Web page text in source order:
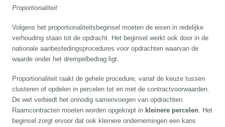
Proportionaliteit
Volgens het proportionaliteitsbeginsel moeten de eisen in redelijke
verhouding staan tot de opdracht. Het beginsel werkt ook door in de
nationale aanbestedingsprocedures voor opdrachten waarvan de
waarde onder het drempelbedrag ligt.
Proportionaliteit raakt de gehele procedure, vanaf de keuze tussen
clusteren of opdelen in percelen tot en met de contractvoorwaarden.
De wet verbiedt het onnodig samenvoegen van opdrachten.
Raamcontracten moeten worden opgeknipt in kleinere percelen. Het
beginsel zorgt ervoor dat ook kleinere ondernemingen een kans